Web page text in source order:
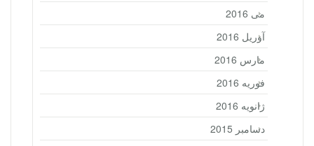
می 2016
آوریل 2016
مارس 2016
فوریه 2016
ژانویه 2016
دسامبر 2015